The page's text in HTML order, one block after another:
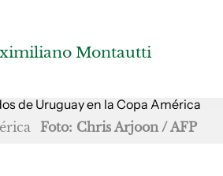
Montautti
Foto: Chris Arjoon / AFP